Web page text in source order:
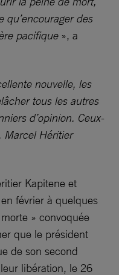
qu’encourager des
pacifique», a
nouvelle, les
tous les autres
d’opinion. Ceux-
Marcel Héritier
Kapitene et
février à quelques
» convoquée
que le président
de son second
libération, le 26